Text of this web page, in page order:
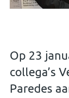
Op 23
collega’s
Paredes